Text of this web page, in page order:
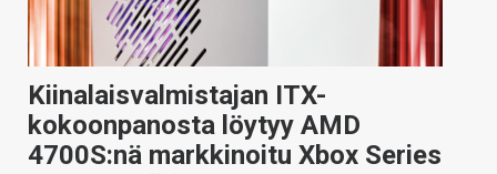
Kiinalaisvalmistajan ITX-
kokoonpanosta löytyy AMD
4700S:nä markkinoitu Xbox Series